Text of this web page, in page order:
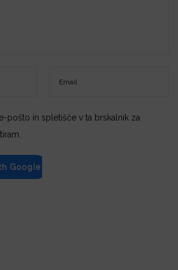
pošto in spletišče v ta brskalnik za